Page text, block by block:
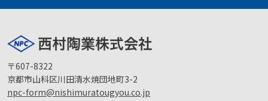
〒607-8322
京都市山科区川田清水焼団地町3-2
npc-form@nishimuratougyou.co.jp